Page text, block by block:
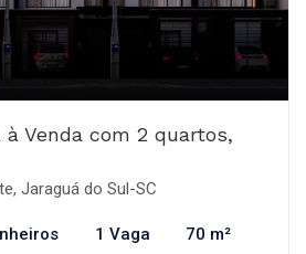
à Venda com 2 quartos,
Jaraguá do Sul-SC
1 Vaga 70 m²